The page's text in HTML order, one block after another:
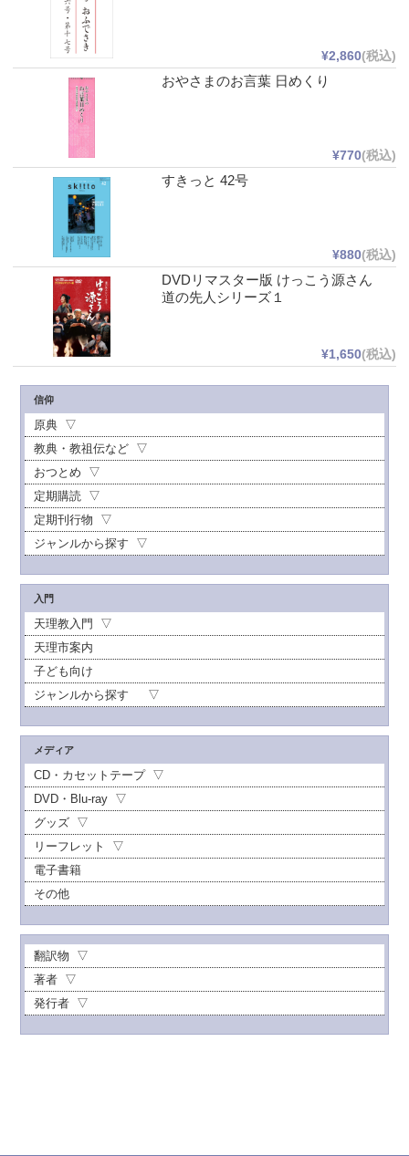
¥2,860(税込)
おやさまのお言葉 日めくり
¥770(税込)
すきっと 42号
¥880(税込)
DVDリマスター版 けっこう源さん
道の先人シリーズ１
¥1,650(税込)
信仰
原典
教典・教祖伝など
おつとめ
定期購読
定期刊行物
ジャンルから探す
入門
天理教入門
天理市案内
子ども向け
ジャンルから探す
メディア
CD・カセットテープ
DVD・Blu-ray
グッズ
リーフレット
電子書籍
その他
翻訳物
著者
発行者